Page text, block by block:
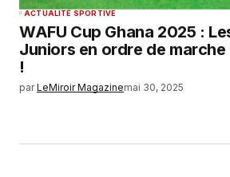
ACTUALITÉ SPORTIVE
WAFU Cup Ghana 2025 :
Juniors en ordre de
!
par LeMiroir Magazinemai 30, 2025